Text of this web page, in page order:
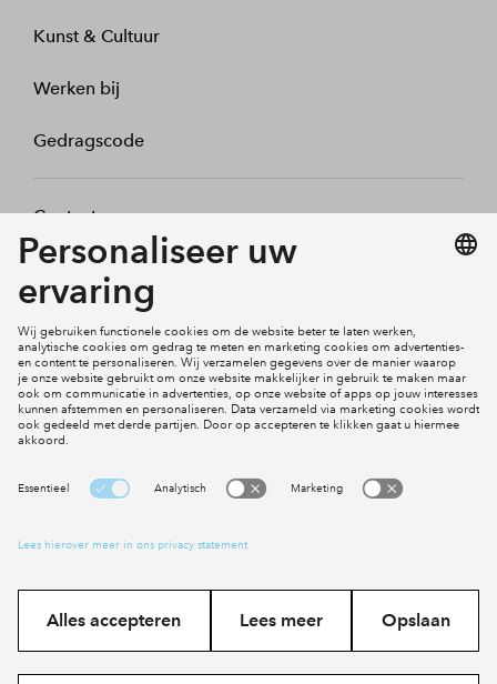
Kunst & Cultuur
Werken bij
Gedragscode
Contact
Mijn profiel
Social Media
Cookies
Privacy statement